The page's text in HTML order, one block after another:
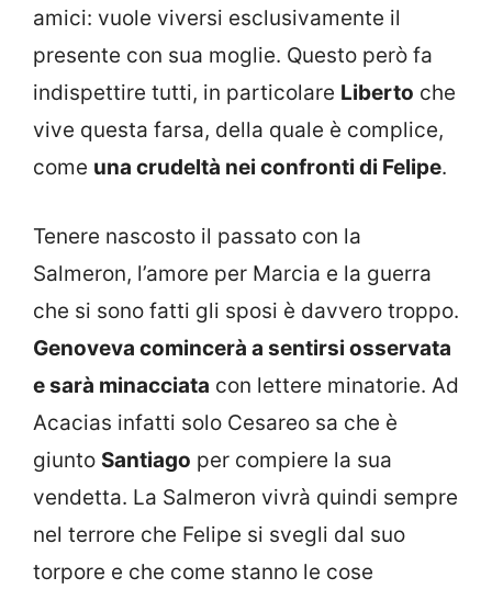
amici: vuole viversi esclusivamente il
presente con sua moglie. Questo però fa
indispettire tutti, in particolare Liberto che
vive questa farsa, della quale è complice,
come una crudeltà nei confronti di Felipe.
Tenere nascosto il passato con la
Salmeron, l’amore per Marcia e la guerra
che si sono fatti gli sposi è davvero troppo.
Genoveva comincerà a sentirsi osservata
e sarà minacciata con lettere minatorie. Ad
Acacias infatti solo Cesareo sa che è
giunto Santiago per compiere la sua
vendetta. La Salmeron vivrà quindi sempre
nel terrore che Felipe si svegli dal suo
torpore e che come stanno le cose